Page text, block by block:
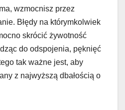
wzmocnisz przez
Błędy na którymkolwiek
skrócić żywotność
do odspojenia, pęknięć
tak ważne jest, aby
z najwyższą dbałością o